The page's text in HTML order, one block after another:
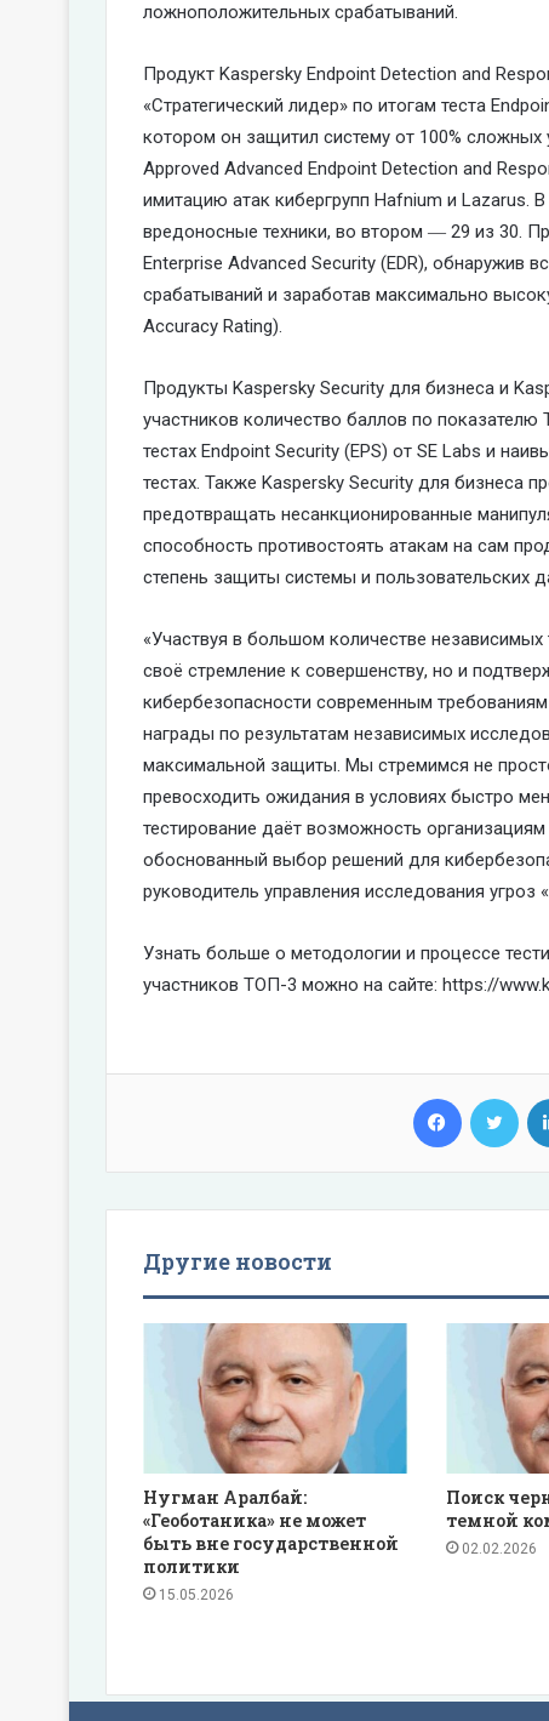
ложноположительных срабатываний.
Продукт Kaspersky Endpoint Detection and
«Стратегический лидер» по итогам теста
котором он защитил систему от 100%
Approved Advanced Endpoint Detection and
имитацию атак кибергрупп Hafnium и Lazarus.
вредоносные техники, во втором ― 29 из 30.
Enterprise Advanced Security (EDR), обнаружив
срабатываний и заработав максимально
Accuracy Rating).
Продукты Kaspersky Security для бизнеса и
участников количество баллов по показателю
тестах Endpoint Security (EPS) от SE Labs и
тестах. Также Kaspersky Security для бизнеса
предотвращать несанкционированные
способность противостоять атакам на сам
степень защиты системы и пользовательских
«Участвуя в большом количестве
своё стремление к совершенству, но и
кибербезопасности современным
награды по результатам независимых
максимальной защиты. Мы стремимся не
превосходить ожидания в условиях быстро
тестирование даёт возможность
обоснованный выбор решений для
руководитель управления исследования угроз
Узнать больше о методологии и процессе
участников ТОП-3 можно на сайте: https://
Facebook
Другие новости
Нугман Аралбай:
«Геоботаника» не может
быть вне государственной
политики
15.05.2026
Поиск
темной
02.02.2026